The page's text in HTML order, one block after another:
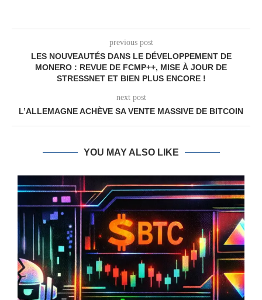
previous post
LES NOUVEAUTÉS DANS LE DÉVELOPPEMENT DE
MONERO : REVUE DE FCMP++, MISE À JOUR DE
STRESSNET ET BIEN PLUS ENCORE !
next post
L’ALLEMAGNE ACHÈVE SA VENTE MASSIVE DE BITCOIN
YOU MAY ALSO LIKE